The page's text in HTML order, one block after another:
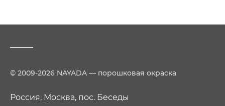
© 2009-2026 NAYADA — порошковая окраска
Россия, Москва, пос. Беседы